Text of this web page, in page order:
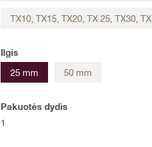
TX10, TX15, TX20, TX 25, TX30,
Ilgis
25 mm
50 mm
Pakuotės dydis
1